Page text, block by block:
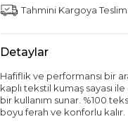
Tahmini Kargoya Teslim:
Detaylar
Hafiflik ve performansı bir
kaplı tekstil kumaş sayası
bir kullanım sunar. %100
boyu ferah ve konforlu kalır.